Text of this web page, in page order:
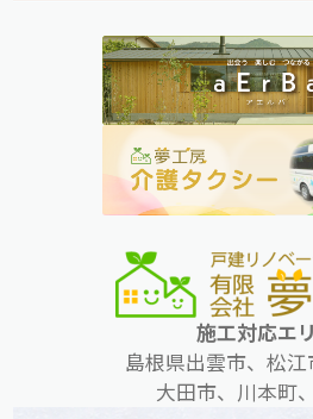
施工対応エ
島根県出雲市、松
大田市、川本町